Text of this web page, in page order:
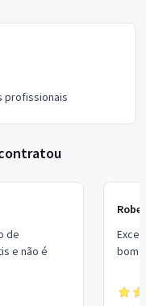
profissionais
de
e não é
bom